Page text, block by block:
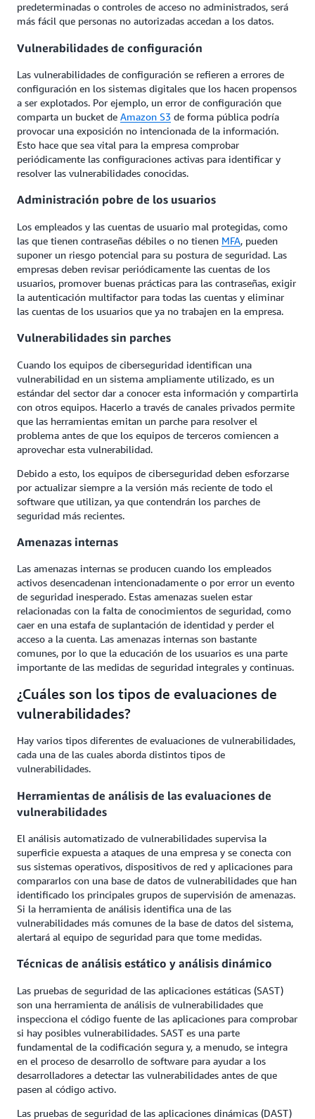
predeterminadas o controles de acceso no administrados, será
más fácil que personas no autorizadas accedan a los datos.
Vulnerabilidades de configuración
Las vulnerabilidades de configuración se refieren a errores de
configuración en los sistemas digitales que los hacen propensos
a ser explotados. Por ejemplo, un error de configuración que
comparta un bucket de Amazon S3 de forma pública podría
provocar una exposición no intencionada de la información.
Esto hace que sea vital para la empresa comprobar
periódicamente las configuraciones activas para identificar y
resolver las vulnerabilidades conocidas.
Administración pobre de los usuarios
Los empleados y las cuentas de usuario mal protegidas, como
las que tienen contraseñas débiles o no tienen MFA, pueden
suponer un riesgo potencial para su postura de seguridad. Las
empresas deben revisar periódicamente las cuentas de los
usuarios, promover buenas prácticas para las contraseñas, exigir
la autenticación multifactor para todas las cuentas y eliminar
las cuentas de los usuarios que ya no trabajen en la empresa.
Vulnerabilidades sin parches
Cuando los equipos de ciberseguridad identifican una
vulnerabilidad en un sistema ampliamente utilizado, es un
estándar del sector dar a conocer esta información y compartirla
con otros equipos. Hacerlo a través de canales privados permite
que las herramientas emitan un parche para resolver el
problema antes de que los equipos de terceros comiencen a
aprovechar esta vulnerabilidad.
Debido a esto, los equipos de ciberseguridad deben esforzarse
por actualizar siempre a la versión más reciente de todo el
software que utilizan, ya que contendrán los parches de
seguridad más recientes.
Amenazas internas
Las amenazas internas se producen cuando los empleados
activos desencadenan intencionadamente o por error un evento
de seguridad inesperado. Estas amenazas suelen estar
relacionadas con la falta de conocimientos de seguridad, como
caer en una estafa de suplantación de identidad y perder el
acceso a la cuenta. Las amenazas internas son bastante
comunes, por lo que la educación de los usuarios es una parte
importante de las medidas de seguridad integrales y continuas.
¿Cuáles son los tipos de evaluaciones de
vulnerabilidades?
Hay varios tipos diferentes de evaluaciones de vulnerabilidades,
cada una de las cuales aborda distintos tipos de
vulnerabilidades.
Herramientas de análisis de las evaluaciones de
vulnerabilidades
El análisis automatizado de vulnerabilidades supervisa la
superficie expuesta a ataques de una empresa y se conecta con
sus sistemas operativos, dispositivos de red y aplicaciones para
compararlos con una base de datos de vulnerabilidades que han
identificado los principales grupos de supervisión de amenazas.
Si la herramienta de análisis identifica una de las
vulnerabilidades más comunes de la base de datos del sistema,
alertará al equipo de seguridad para que tome medidas.
Técnicas de análisis estático y análisis dinámico
Las pruebas de seguridad de las aplicaciones estáticas (SAST)
son una herramienta de análisis de vulnerabilidades que
inspecciona el código fuente de las aplicaciones para comprobar
si hay posibles vulnerabilidades. SAST es una parte
fundamental de la codificación segura y, a menudo, se integra
en el proceso de desarrollo de software para ayudar a los
desarrolladores a detectar las vulnerabilidades antes de que
pasen al código activo.
Las pruebas de seguridad de las aplicaciones dinámicas (DAST)